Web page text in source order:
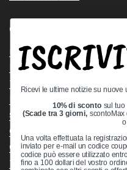
Quick links
Bearing Knowledge Center
Privacy Policy
Terms & Conditions
Shipping Policy
Open Cookie Banner
Comprehensive Guide to
Track your Order
Ricevi le ultime notizie su nuove
10% di sconto sul tuo
(Scade tra 3 giorni, scontoMax
Una volta effettuata la
inviato per e-mail un codice
codice può essere utilizzato
fino a 100 dollari del vostro